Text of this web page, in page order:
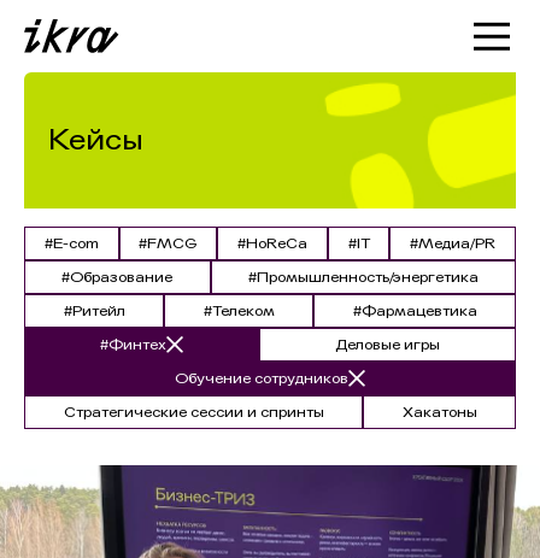
Познакомиться с ИКРОЙ
Кейсы
#E-com #FMCG #HoReCa #IT
#Медиа/PR
#Образование
#Промышленность/энергетика
#Ритейл
#Телеком
#Фармацевтика
#Финтех
Деловые игры
Обучение сотрудников
Стратегические сессии и спринты
Хакатоны